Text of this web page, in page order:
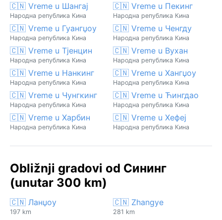
🇨🇳 Vreme u Шангај
Народна република Кина
🇨🇳 Vreme u Пекинг
Народна република Кина
🇨🇳 Vreme u Гуангџоу
Народна република Кина
🇨🇳 Vreme u Ченгду
Народна република Кина
🇨🇳 Vreme u Тјенцин
Народна република Кина
🇨🇳 Vreme u Вухан
Народна република Кина
🇨🇳 Vreme u Нанкинг
Народна република Кина
🇨🇳 Vreme u Хангџоу
Народна република Кина
🇨🇳 Vreme u Чунгкинг
Народна република Кина
🇨🇳 Vreme u Ћингдао
Народна република Кина
🇨🇳 Vreme u Харбин
Народна република Кина
🇨🇳 Vreme u Хефеј
Народна република Кина
Obližnji gradovi od Сининг
(unutar 300 km)
🇨🇳 Ланџоу
197 km
🇨🇳 Zhangye
281 km